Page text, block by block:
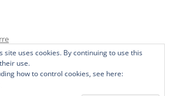
site uses cookies. By continuing to use this
use.
how to control cookies, see here: